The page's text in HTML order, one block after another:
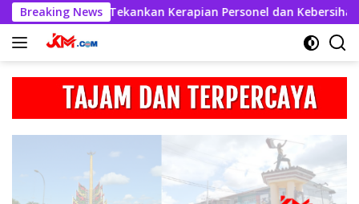
Langsung
ke
konten
Breaking News
Kahfi Tekankan Kerapian Personel dan Kebersihan Mako